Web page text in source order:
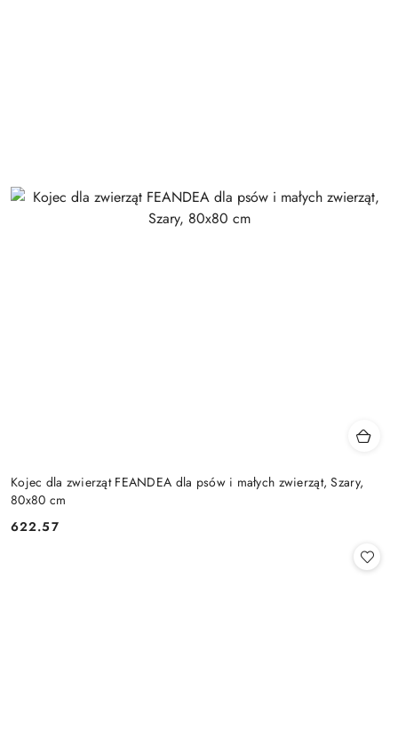
Kojec dla zwierząt FEANDEA dla psów i małych zwierząt, Szary,
80x80 cm
Cena:
622.57